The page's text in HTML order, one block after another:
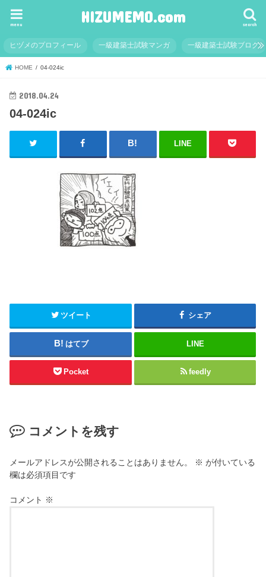
HIZUMEMO.com search
menu
ヒヅメのプロフィール 一級建築士試験マンガ 一級建築士試験ブログ
HOME 04-024ic
2018.04.24
04-024ic
LINE
ツイート シェア
はてブ LINE
Pocket feedly
コメントを残す
メールアドレスが公開されることはありません。 ※ が付いている
欄は必須項目です
コメント ※